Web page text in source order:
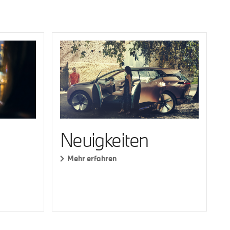
Neuigkeiten
Mehr erfahren